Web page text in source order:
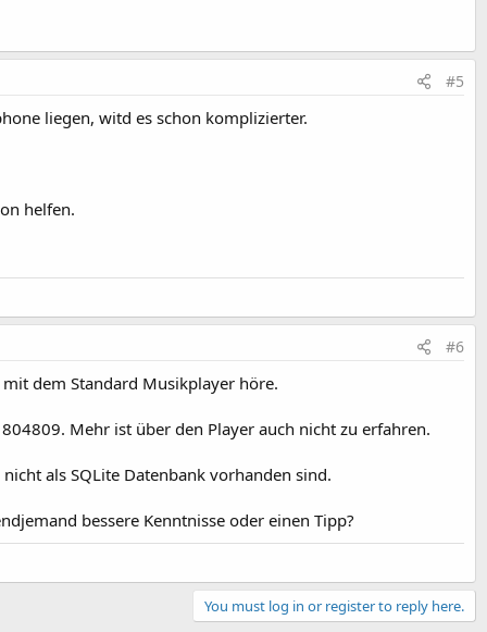
#5
liegen, witd es schon komplizierter.
helfen.
#6
dem Standard Musikplayer höre.
Mehr ist über den Player auch nicht zu erfahren.
als SQLite Datenbank vorhanden sind.
bessere Kenntnisse oder einen Tipp?
You must log in or register to reply here.